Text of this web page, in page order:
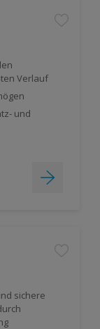
Verlauf
und
sichere